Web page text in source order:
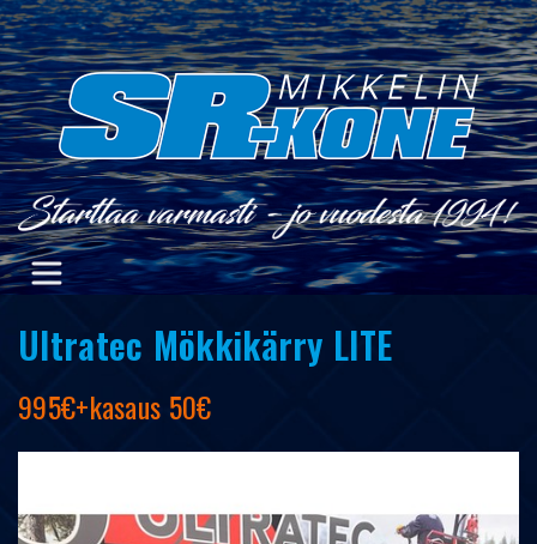
Skip
to
content
Ultratec Mökkikärry LITE
995€+kasaus 50€